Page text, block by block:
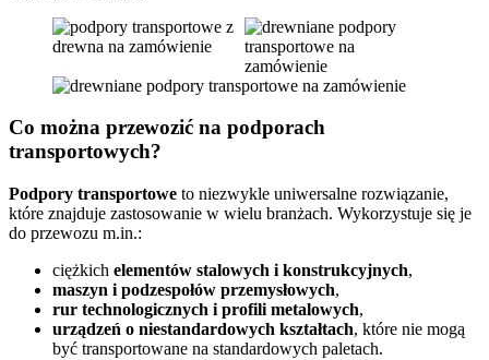
Co można przewozić na podporach
transportowych?
Podpory transportowe to niezwykle uniwersalne rozwiązanie,
które znajduje zastosowanie w wielu branżach. Wykorzystuje się je
do przewozu m.in.:
ciężkich elementów stalowych i konstrukcyjnych,
maszyn i podzespołów przemysłowych,
rur technologicznych i profili metalowych,
urządzeń o niestandardowych kształtach, które nie mogą
być transportowane na standardowych paletach.